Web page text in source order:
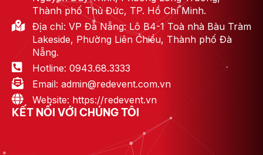
Thành phố Thủ Đức, TP. Hồ Chí Minh.
Địa chỉ: VP Đà Nẵng: Lô B4-1 Toà nhà Bàu Tràm
Lakeside, Phường Liên Chiểu, Thành phố Đà
Nẵng.
Hotline: 0943.68.3333
Email: admin@redevent.com.vn
Website: https://redevent.vn
KẾT NỐI VỚI CHÚNG TÔI